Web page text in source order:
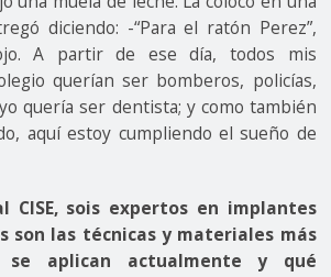
diciendo: -“Para el ratón Perez”,
A partir de ese día, todos mis
querían ser bomberos, policías,
quería ser dentista; y como también
aquí estoy cumpliendo el sueño de
CISE, sois expertos en implantes
son las técnicas y materiales más
se aplican actualmente y qué